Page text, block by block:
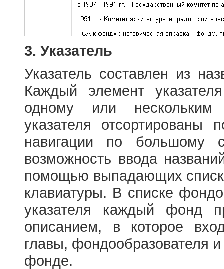
3. Указатель
Указатель составлен из
Каждый элемент
одному или
указателя отсортированы
навигации по большому
возможность ввода
помощью выпадающих
клавиатуры. В списке
указателя каждый фонд
описанием, в которое
главы, фондообразователя
фонде.